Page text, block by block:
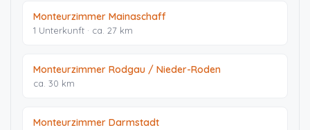
Monteurzimmer Mainaschaff
1 Unterkunft · ca. 27 km
Monteurzimmer Rodgau / Nieder-Roden
ca. 30 km
Monteurzimmer Darmstadt